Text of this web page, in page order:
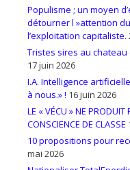
Populisme ; un moyen
détourner l »attention
l’exploitation capitaliste.
Tristes sires au chateau
17 juin 2026
I.A. Intelligence
à nous.» ! 16 juin 2026
LE « VÉCU » NE
CONSCIENCE DE CLASSE
10 propositions pour
mai 2026